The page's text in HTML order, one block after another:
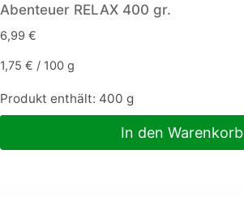
Abenteuer RELAX 400 gr.
6,99 €
1,75 € / 100 g
Produkt enthält: 400 g
In den Warenkorb